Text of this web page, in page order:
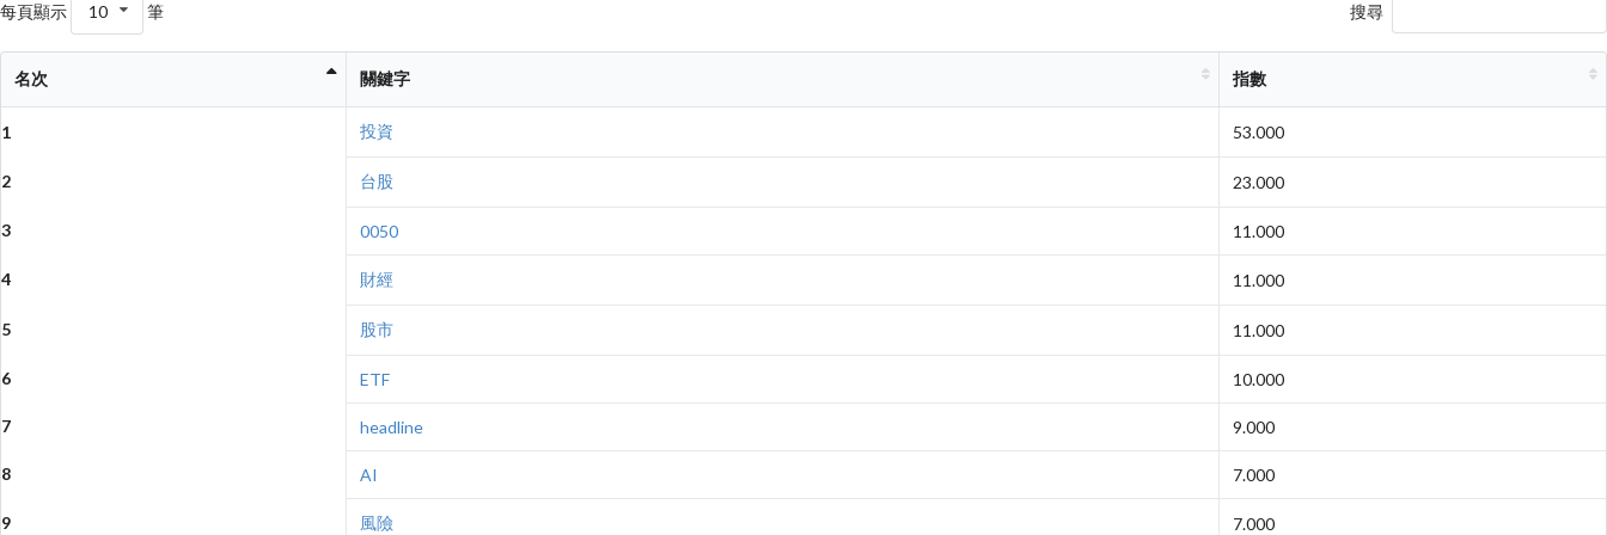
每頁顯示 10 筆 搜尋
名次 關鍵字 指數
1 投資 53.000
2 台股 23.000
3 0050 11.000
4 財經 11.000
5 股市 11.000
6 ETF 10.000
7 headline 9.000
8 AI 7.000
9 風險 7.000